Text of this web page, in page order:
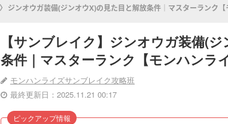
ジンオウガ装備(ジンオウX)の見た目と解放条件｜マスターランク
【サンブレイク】ジンオウガ装備(
条件｜マスターランク【モンハンラ
モンハンライズサンブレイク攻略班
最終更新日：2025.11.21 00:17
ピックアップ情報